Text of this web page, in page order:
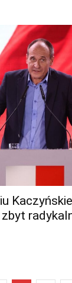
zbyt